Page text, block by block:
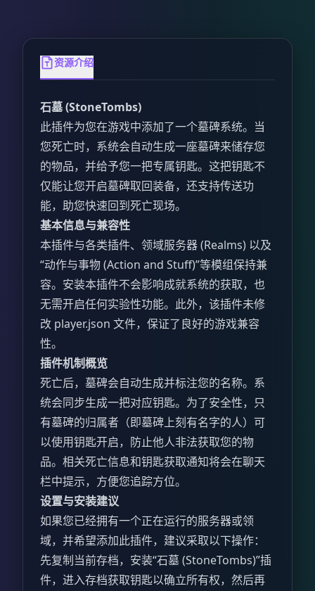
资源介绍
石墓 (StoneTombs)
此插件为您在游戏中添加了一个墓碑系统。当
您死亡时，系统会自动生成一座墓碑来储存您
的物品，并给予您一把专属钥匙。这把钥匙不
仅能让您开启墓碑取回装备，还支持传送功
能，助您快速回到死亡现场。
基本信息与兼容性
本插件与各类插件、领域服务器 (Realms) 以及
“动作与事物 (Action and Stuff)”等模组保持兼
容。安装本插件不会影响成就系统的获取，也
无需开启任何实验性功能。此外，该插件未修
改 player.json 文件，保证了良好的游戏兼容
性。
插件机制概览
死亡后，墓碑会自动生成并标注您的名称。系
统会同步生成一把对应钥匙。为了安全性，只
有墓碑的归属者（即墓碑上刻有名字的人）可
以使用钥匙开启，防止他人非法获取您的物
品。相关死亡信息和钥匙获取通知将会在聊天
栏中提示，方便您追踪方位。
设置与安装建议
如果您已经拥有一个正在运行的服务器或领
域，并希望添加此插件，建议采取以下操作：
先复制当前存档，安装“石墓 (StoneTombs)”插
件，进入存档获取钥匙以确立所有权，然后再